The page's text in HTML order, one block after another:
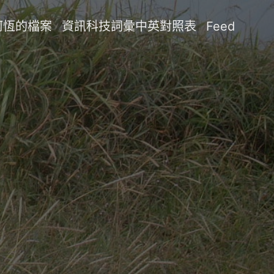
恆的檔案 資訊科技詞彙中英對照表 Feed